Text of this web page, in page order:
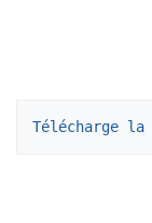
Télécharge la